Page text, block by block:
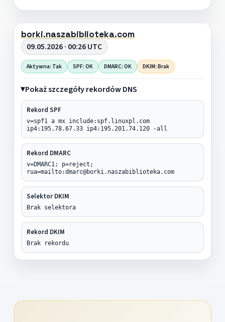
borki.naszabiblioteka.com
09.05.2026 · 00:26 UTC
Aktywna: Tak SPF: OK DMARC: OK DKIM: Brak
Pokaż szczegóły rekordów DNS
Rekord SPF
v=spf1 a mx include:spf.linuxpl.com
ip4:195.78.67.33 ip4:195.201.74.120 -all
Rekord DMARC
v=DMARC1; p=reject;
rua=mailto:dmarc@borki.naszabiblioteka.com
Selektor DKIM
Brak selektora
Rekord DKIM
Brak rekordu